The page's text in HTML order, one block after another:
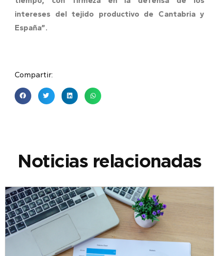
intereses del tejido productivo de Cantabria y
España”.
Compartir:
Noticias relacionadas